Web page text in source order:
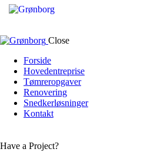
Close
Forside
Hovedentreprise
Tømreropgaver
Renovering
Snedkerløsninger
Kontakt
Have a Project?